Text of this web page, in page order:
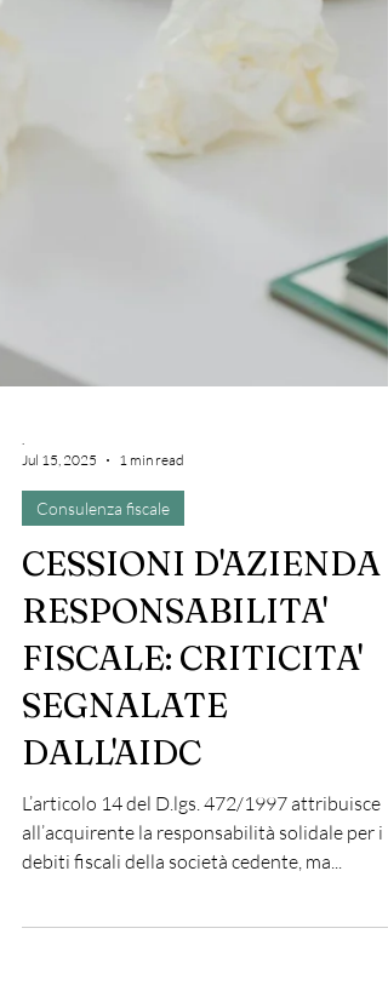
.
Jul 15, 2025
1 min read
Consulenza fiscale
CESSIONI D'AZIENDA E
RESPONSABILITA'
FISCALE: CRITICITA'
SEGNALATE
DALL'AIDC
L’articolo 14 del D.lgs. 472/1997 attribuisce